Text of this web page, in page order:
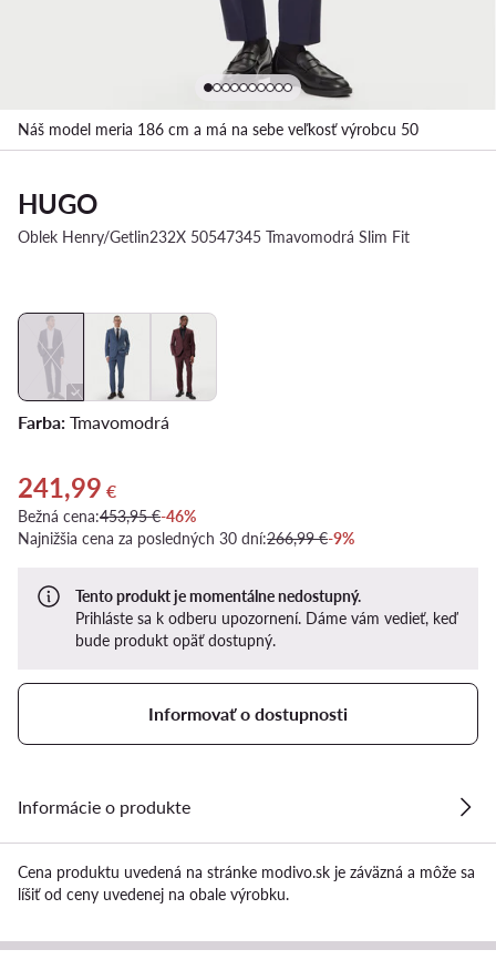
Náš model meria 186 cm a má na sebe veľkosť výrobcu 50
HUGO
Oblek Henry/Getlin232X 50547345 Tmavomodrá Slim Fit
Farba: Tmavomodrá
Aktuálna cena 241,99 €
241,99 €
Bežná cena:453,95 €-46%
Najnižšia cena za posledných 30 dní:266,99 €-9%
Tento produkt je momentálne nedostupný.
Prihláste sa k odberu upozornení. Dáme vám vedieť, keď
bude produkt opäť dostupný.
Informovať o dostupnosti
Informácie o produkte
Cena produktu uvedená na stránke modivo.sk je záväzná a môže sa
líšiť od ceny uvedenej na obale výrobku.